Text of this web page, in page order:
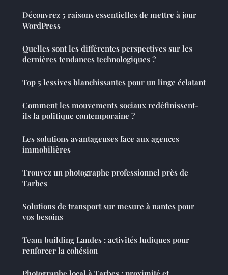
Découvrez 5 raisons essentielles de mettre à jour
WordPress
Quelles sont les différentes perspectives sur les
dernières tendances technologiques ?
Top 5 lessives blanchissantes pour un linge éclatant
Comment les mouvements sociaux redéfinissent-
ils la politique contemporaine ?
Les solutions avantageuses face aux agences
immobilières
Trouvez un photographe professionnel près de
Tarbes
Solutions de transport sur mesure à nantes pour
vos besoins
Team building Landes : activités ludiques pour
renforcer la cohésion